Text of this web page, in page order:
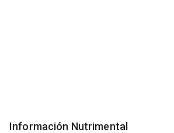
Información Nutrimental